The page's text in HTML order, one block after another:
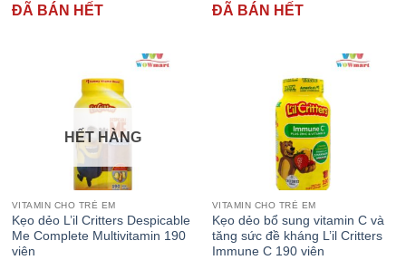
ĐÃ BÁN HẾT ĐÃ BÁN HẾT
HẾT HÀNG
VITAMIN CHO TRẺ EM
Kẹo dẻo L’il Critters Despicable
Me Complete Multivitamin 190
viên
VITAMIN CHO TRẺ EM
Kẹo dẻo bổ sung vitamin C và
tăng sức đề kháng L’il Critters
Immune C 190 viên